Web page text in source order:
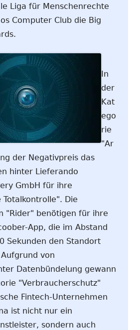
Liga für Menschenrechte
Computer Club die Big
In
der
Kat
ego
rie
"Ar
der Negativpreis das
hinter Lieferando
GmbH für ihre
Totalkontrolle". Die
"Rider" benötigen für ihre
App, die im Abstand
Sekunden den Standort
von
Datenbündelung gewann
"Verbraucherschutz"
Fintech-Unternehmen
ist nicht nur ein
sondern auch